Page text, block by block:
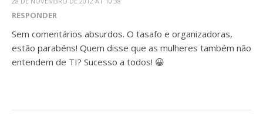
RESPONDER
Sem comentários absurdos. O tasafo e organizadoras,
estão parabéns! Quem disse que as mulheres também não
entendem de TI? Sucesso a todos! 😀